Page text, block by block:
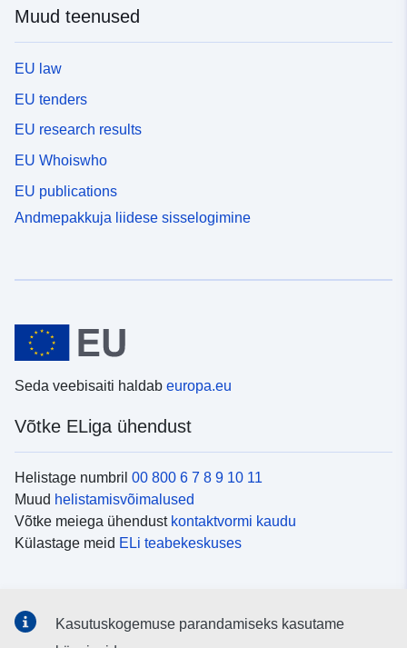
Muud teenused
EU law
EU tenders
EU research results
EU Whoiswho
EU publications
Andmepakkuja liidese sisselogimine
Seda veebisaiti haldab europa.eu
Võtke ELiga ühendust
Helistage numbril 00 800 6 7 8 9 10 11
Muud helistamisvõimalused
Võtke meiega ühendust kontaktvormi kaudu
Külastage meid ELi teabekeskuses
Kasutuskogemuse parandamiseks kasutame